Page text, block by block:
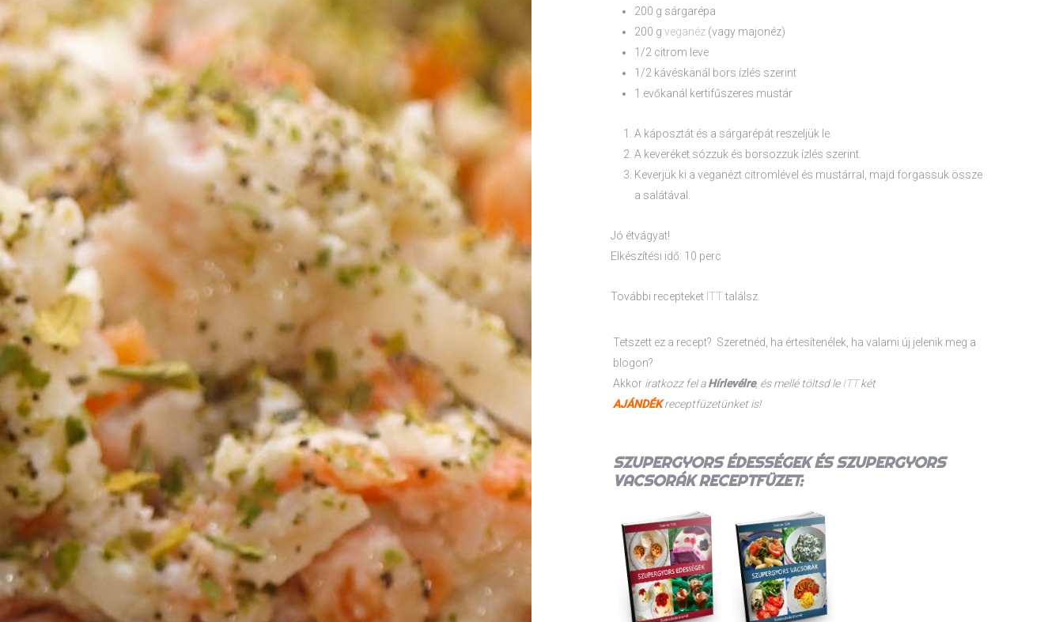
200 g sárgarépa
200 g veganéz (vagy majonéz)
1/2 citrom leve
1/2 kávéskanál bors ízlés szerint
1 evőkanál kertifűszeres mustár
A káposztát és a sárgarépát reszeljük le.
A keveréket sózzuk és borsozzuk ízlés szerint.
Keverjük ki a veganézt citromlével és mustárral, majd forgassuk össze
a salátával.
Jó étvágyat!
Elkészítési idő: 10 perc
További recepteket ITT találsz.
Tetszett ez a recept? Szeretnéd, ha értesítenélek, ha valami új jelenik meg a
blogon?
Akkor iratkozz fel aHírlevélre, és mellé töltsd le ITTkét
AJÁNDÉKreceptfüzetünket is!
SZUPERGYORS ÉDESSÉGEKÉSSZUPERGYORS
VACSORÁKRECEPTFÜZET: